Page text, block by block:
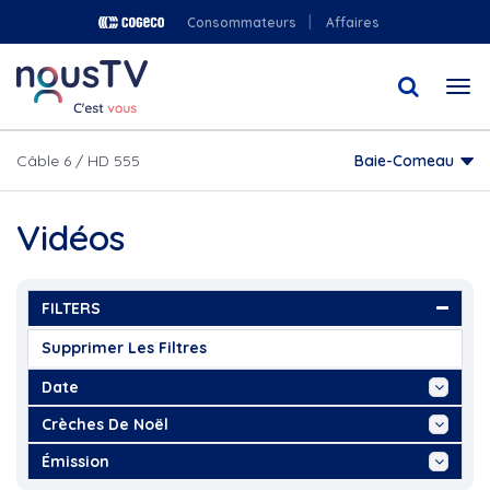
au
contenu
principal
Consommateurs Affaires
Câble 6 / HD 555 Baie-Comeau
Vidéos
FILTERS
Supprimer Les Filtres
Date
Aujourd'hui
Cette Semaine
Ce Mois
Crèches De Noël
...
2021
Émission